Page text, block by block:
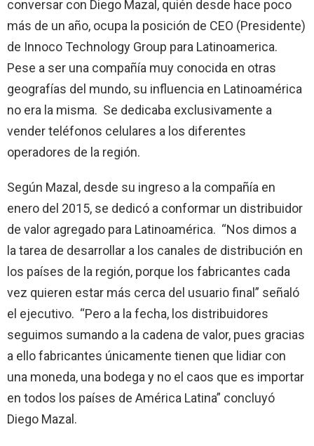
conversar con Diego Mazal, quién desde hace poco
más de un año, ocupa la posición de CEO (Presidente)
de Innoco Technology Group para Latinoamerica.
Pese a ser una compañía muy conocida en otras
geografías del mundo, su influencia en Latinoamérica
no era la misma. Se dedicaba exclusivamente a
vender teléfonos celulares a los diferentes
operadores de la región.
Según Mazal, desde su ingreso a la compañía en
enero del 2015, se dedicó a conformar un distribuidor
de valor agregado para Latinoamérica. “Nos dimos a
la tarea de desarrollar a los canales de distribución en
los países de la región, porque los fabricantes cada
vez quieren estar más cerca del usuario final” señaló
el ejecutivo. “Pero a la fecha, los distribuidores
seguimos sumando a la cadena de valor, pues gracias
a ello fabricantes únicamente tienen que lidiar con
una moneda, una bodega y no el caos que es importar
en todos los países de América Latina” concluyó
Diego Mazal.